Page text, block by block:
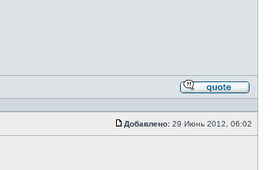
Сообщение
Добавлено: 29 Июнь 2012, 06:02